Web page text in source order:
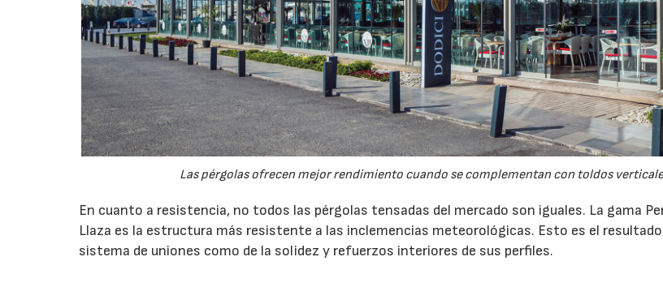
Las pérgolas ofrecen mejor rendimiento cuando se complementan con toldos
En cuanto a resistencia, no todos las pérgolas tensadas del mercado son iguales. La gama
Llaza es la estructura más resistente a las inclemencias meteorológicas. Esto es el
sistema de uniones como de la solidez y refuerzos interiores de sus perfiles.